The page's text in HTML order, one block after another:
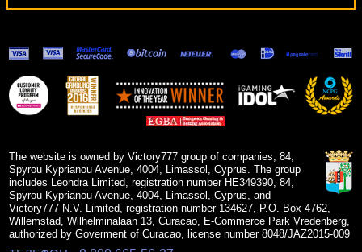
Prowling Panther
14551 ₽
Gamer***
King Arthur
The website is owned by Victory777 group of companies, 84,
Spyrou Kyprianou Avenue, 4004, Limassol, Cyprus. The group
includes Leondra Limited, registration number HE349390, 84,
Spyrou Kyprianou Avenue, 4004, Limassol, Cyprus, and
Victory777 N.V. Limited, registration number 134627, P.O. Box 4762,
Willemstad, Wilhelminalaan 13, Curacao, E-Commerce Park Vredenberg,
authorized by Goverment of Curacao, license number 8048/JAZ2015-009